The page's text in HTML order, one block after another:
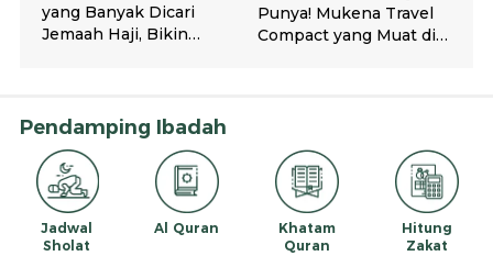
Pendamping Ibadah
Jadwal
Sholat
Al Quran
Khatam
Quran
Hitung
Zakat